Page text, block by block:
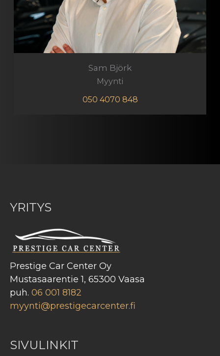
Sam Björk
Myynti
050 4070 848
YRITYS
Prestige Car Center Oy
Mustasaarentie 1, 65300 Vaasa
puh. 06 001 8182
myynti@prestigecarcenter.fi
SIVULINKIT